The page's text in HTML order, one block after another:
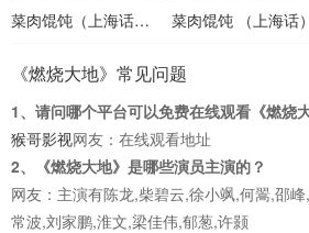
菜肉馄饨（上海话版） 菜肉馄饨 （上海话）
《燃烧大地》常见问题
1、请问哪个平台可以免费在线观看《燃烧
猴哥影视网友：在线观看地址
2、《燃烧大地》是哪些演员主演的？
网友：主演有陈龙,柴碧云,徐小飒,何翯,邵
常波,刘家鹏,淮文,梁佳伟,郁葱,许颢